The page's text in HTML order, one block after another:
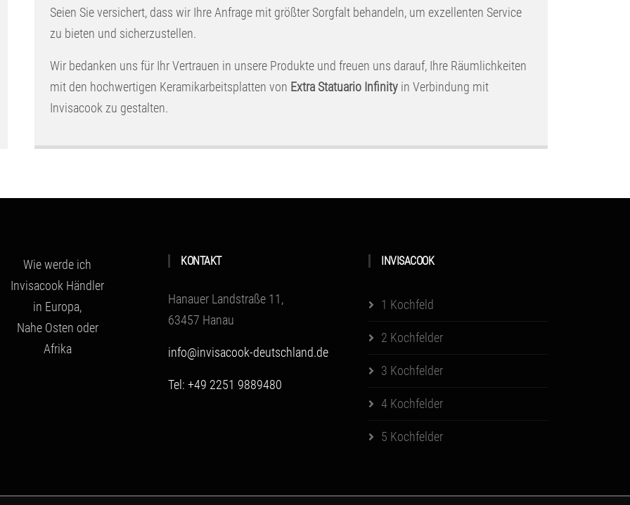
Seien Sie versichert, dass wir Ihre Anfrage mit größter Sorgfalt behandeln, um exzellenten Service
zu bieten und sicherzustellen.
Wir bedanken uns für Ihr Vertrauen in unsere Produkte und freuen uns darauf, Ihre Räumlichkeiten
mit den hochwertigen Keramikarbeitsplatten von Extra Statuario Infinityin Verbindung mit
Invisacook zu gestalten.
Wie werde ich
Invisacook Händler
in Europa,
Nahe Osten oder
Afrika
KONTAKT
Hanauer Landstraße 11,
63457 Hanau
info@invisacook-deutschland.de
Tel: +49 2251 9889480
INVISACOOK
1 Kochfeld
2 Kochfelder
3 Kochfelder
4 Kochfelder
5 Kochfelder